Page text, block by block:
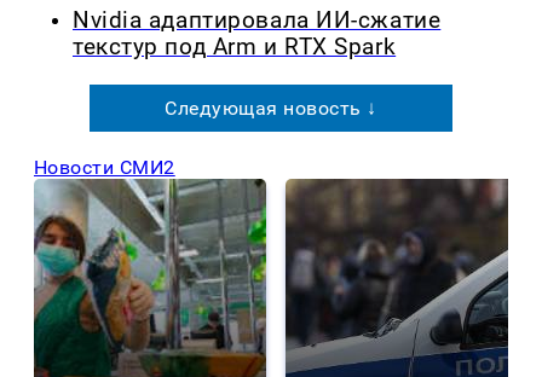
Nvidia адаптировала ИИ-сжатие
текстур под Arm и RTX Spark
Следующая новость ↓
Новости СМИ2